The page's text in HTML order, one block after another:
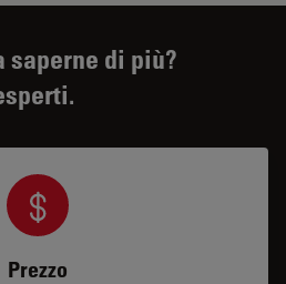
di più?
Prezzo